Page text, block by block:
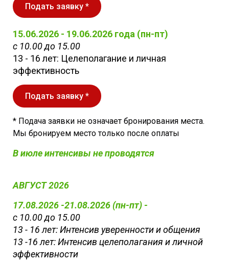
Подать заявку *
15.06.2026 - 19.06.2026 года (пн-пт)
с 10.00 до 15.00
13 - 16 лет: Целеполагание и личная
эффективность
Подать заявку *
* Подача заявки не означает бронирования места.
Мы бронируем место только после оплаты
В июле интенсивы не проводятся
АВГУСТ 2026
17.08.2026 -21.08.2026 (пн-пт) -
с 10.00 до 15.00
13 - 16 лет: Интенсив уверенности и общения
13 -16 лет: Интенсив целеполагания и личной
эффективности